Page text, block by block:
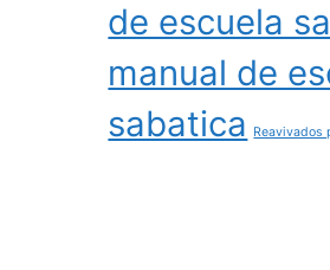
de escuela
manual de
sabatica
Reavivados